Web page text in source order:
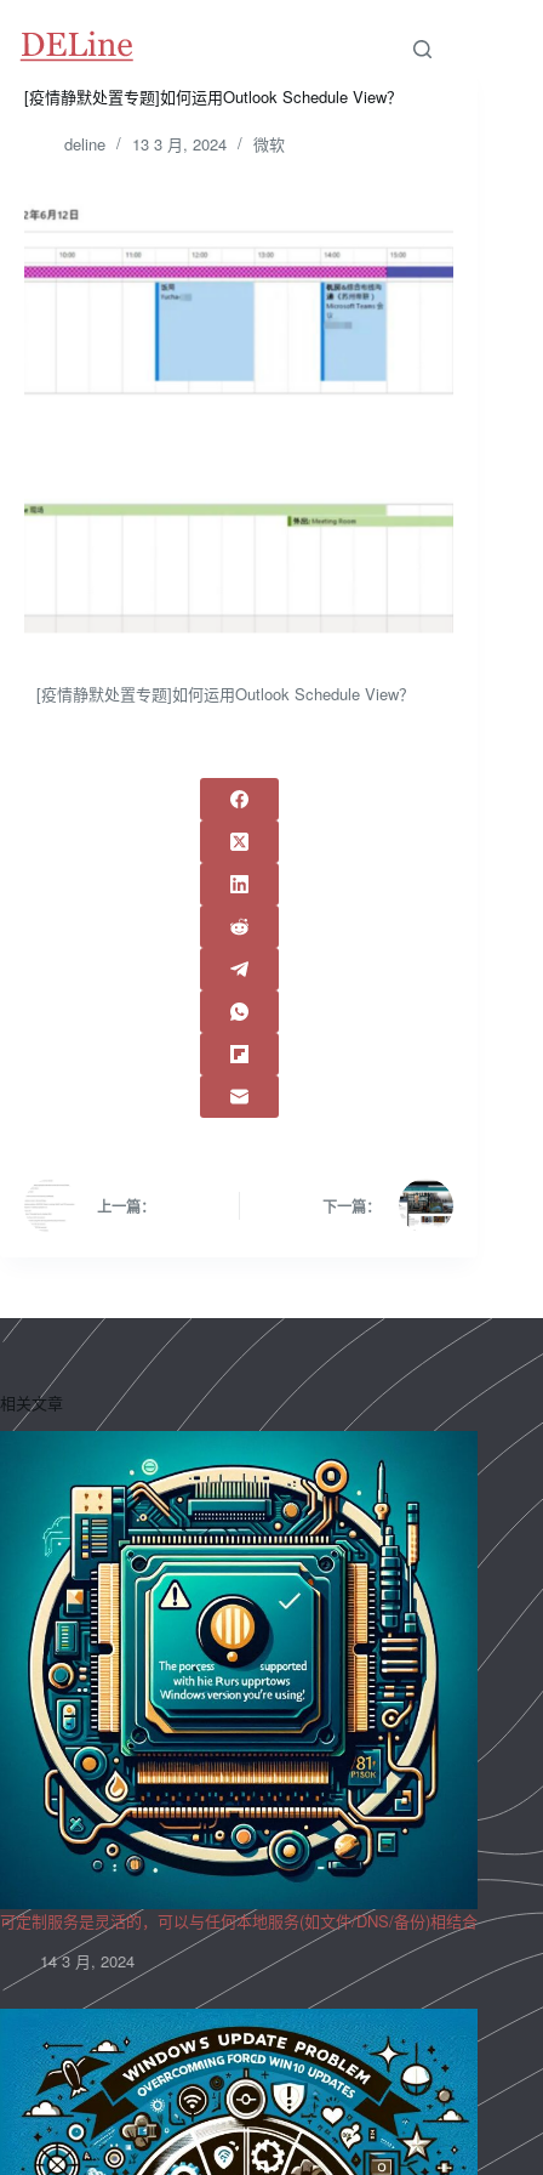
[疫情静默处置专题]如何运用Outlook Schedule View？
deline 13 3 月, 2024 微软
[疫情静默处置专题]如何运用Outlook Schedule View？
上一篇： 下一篇：
相关文章
可定制服务是灵活的，可以与任何本地服务(如文件/DNS/备份)相结合
14 3 月, 2024